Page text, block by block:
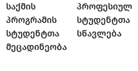
საქმის
პროგრამის
სტუდენტთა
მეცადინეობა
პროფესიულ
სტუდენტთა
სწავლება